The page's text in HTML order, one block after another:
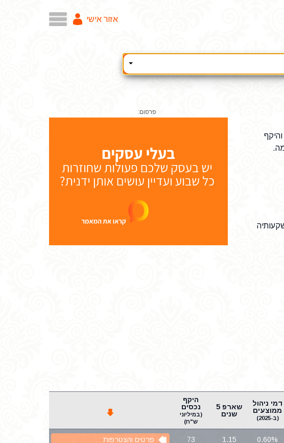
אזור אישי
והיקף
עיקר השקעותיה
פרסום:
דמי ניהול
ממוצעים
(ב-2025)
שארפ 5
שנים
היקף
נכסים
(במיליוני
ש"ח)
0.60%
1.15
73 פרטים והצטרפות